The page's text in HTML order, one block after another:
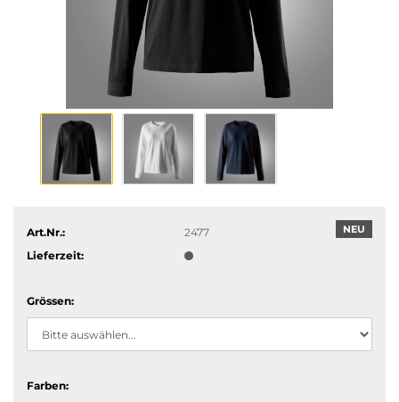
NEU
Art.Nr.:
2477
Lieferzeit:
Grössen:
Farben: